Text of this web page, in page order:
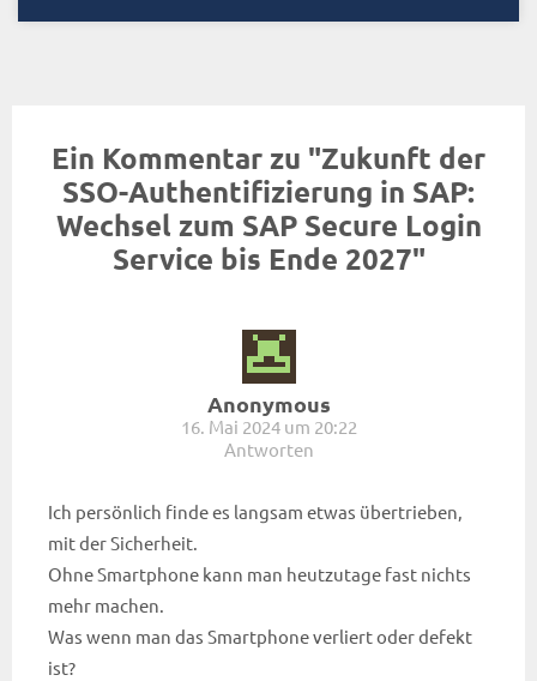
Ein Kommentar zu "Zukunft der
SSO-Authentifizierung in SAP:
Wechsel zum SAP Secure Login
Service bis Ende 2027"
Anonymous
16. Mai 2024 um 20:22
Antworten
Ich persönlich finde es langsam etwas übertrieben,
mit der Sicherheit.
Ohne Smartphone kann man heutzutage fast nichts
mehr machen.
Was wenn man das Smartphone verliert oder defekt
ist?